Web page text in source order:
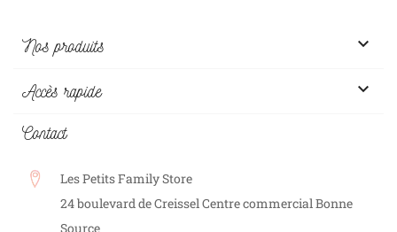
Nos produits 
Accès rapide 
Contact
Les Petits Family Store
24 boulevard de Creissel Centre commercial Bonne
Source